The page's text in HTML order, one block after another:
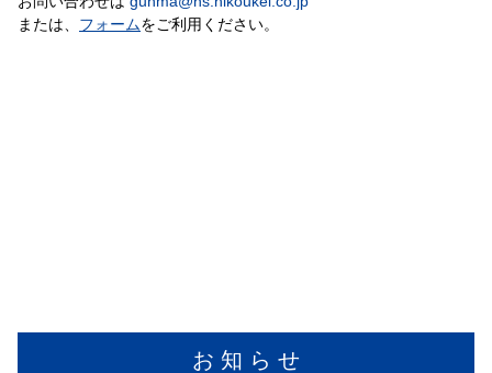
お 知 ら せ
または、 フォームをご利用ください。